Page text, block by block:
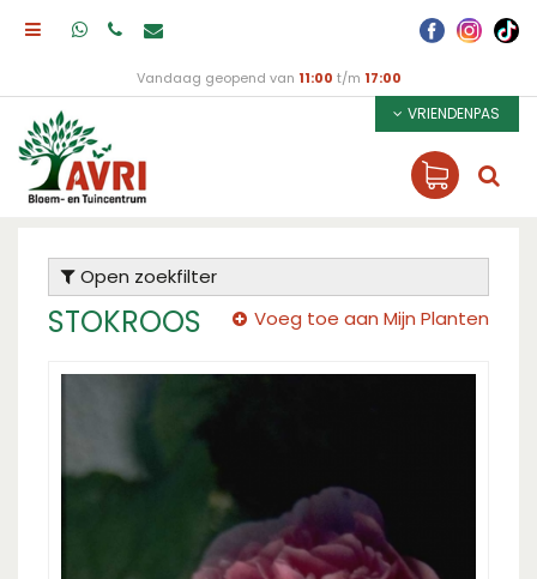
Vandaag geopend van 11:00 t/m 17:00
VRIENDENPAS
Open zoekfilter
STOKROOS Voeg toe aan Mijn Planten